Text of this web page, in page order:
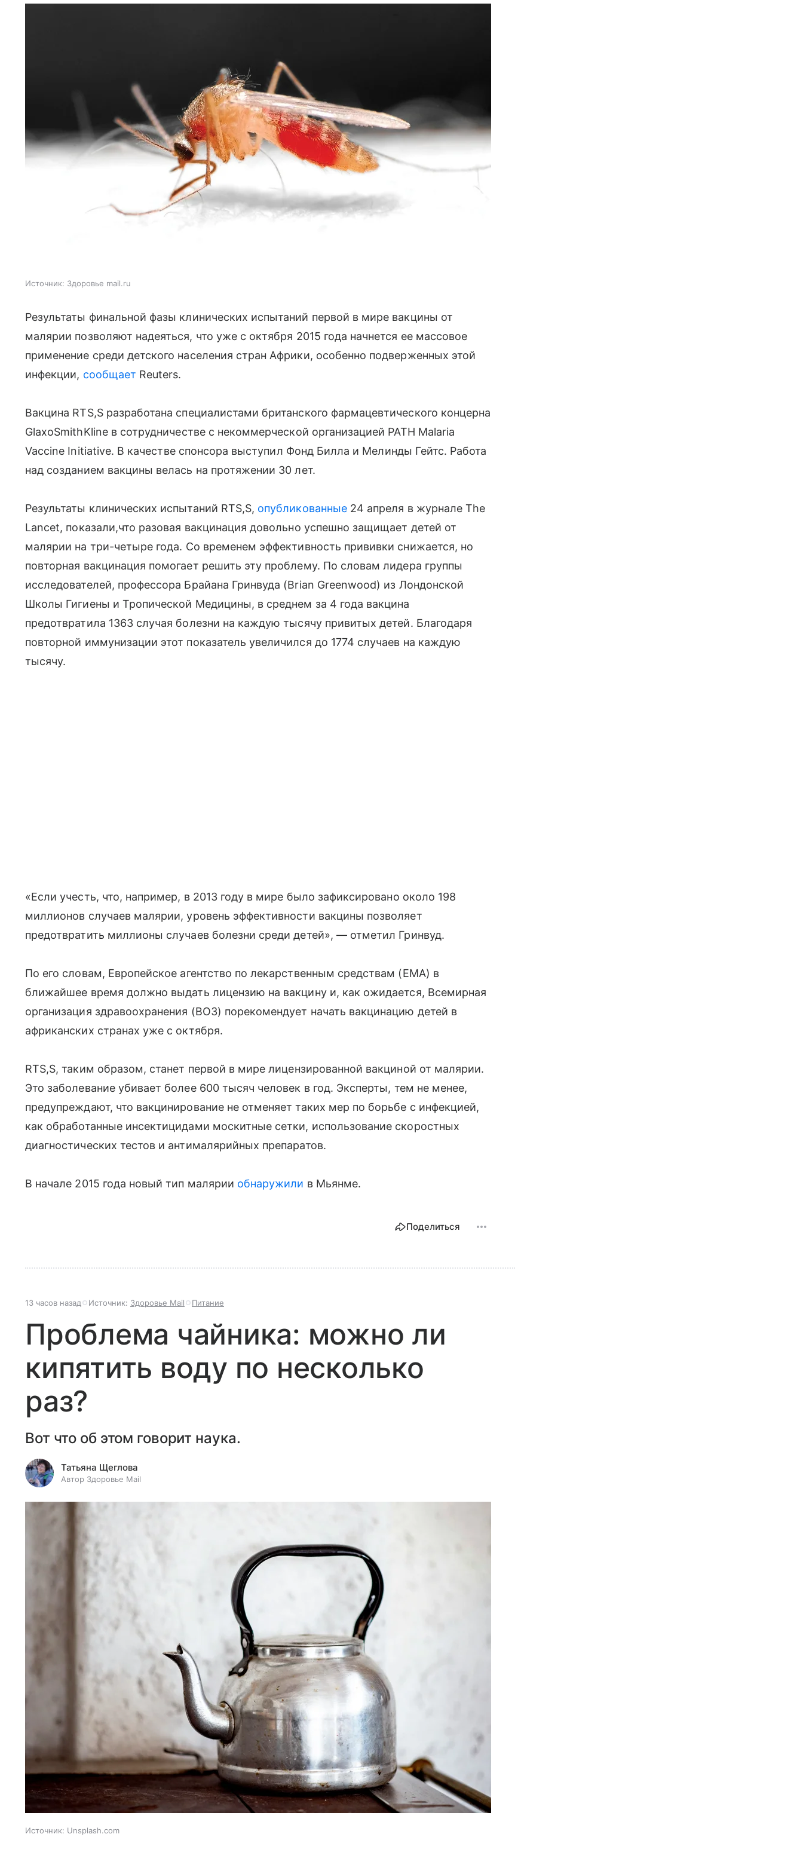
Источник: Здоровье mail.ru
Результаты финальной фазы клинических испытаний первой в мире вакцины от
малярии позволяют надеяться, что уже с октября 2015 года начнется ее массовое
применение среди детского населения стран Африки, особенно подверженных этой
инфекции, сообщает Reuters.
Вакцина RTS,S разработана специалистами британского фармацевтического концерна
GlaxoSmithKline в сотрудничестве с некоммерческой организацией PATH Malaria
Vaccine Initiative. В качестве спонсора выступил Фонд Билла и Мелинды Гейтс. Работа
над созданием вакцины велась на протяжении 30 лет.
Результаты клинических испытаний RTS,S, опубликованные24 апреля в журнале The
Lancet, показали,что разовая вакцинация довольно успешно защищает детей от
малярии на три-четыре года. Со временем эффективность прививки снижается, но
повторная вакцинация помогает решить эту проблему. По словам лидера группы
исследователей, профессора Брайана Гринвуда (Brian Greenwood) из Лондонской
Школы Гигиены и Тропической Медицины, в среднем за 4 года вакцина
предотвратила 1363 случая болезни на каждую тысячу привитых детей. Благодаря
повторной иммунизации этот показатель увеличился до 1774 случаев на каждую
тысячу.
«Если учесть, что, например, в 2013 году в мире было зафиксировано около 198
миллионов случаев малярии, уровень эффективности вакцины позволяет
предотвратить миллионы случаев болезни среди детей», — отметил Гринвуд.
По его словам, Европейское агентство по лекарственным средствам (EMA) в
ближайшее время должно выдать лицензию на вакцину и, как ожидается, Всемирная
организация здравоохранения (ВОЗ) порекомендует начать вакцинацию детей в
африканских странах уже с октября.
RTS,S, таким образом, станет первой в мире лицензированной вакциной от малярии.
Это заболевание убивает более 600 тысяч человек в год. Эксперты, тем не менее,
предупреждают, что вакцинирование не отменяет таких мер по борьбе с инфекцией,
как обработанные инсектицидами москитные сетки, использование скоростных
диагностических тестов и антималярийных препаратов.
В начале 2015 года новый тип малярии обнаружили в Мьянме.
Поделиться
13 часов назад Источник: Здоровье Mail Питание
Проблема чайника: можно ли
кипятить воду по несколько
раз?
Вот что об этом говорит наука.
Татьяна Щеглова
Автор Здоровье Mail
Источник: Unsplash.com